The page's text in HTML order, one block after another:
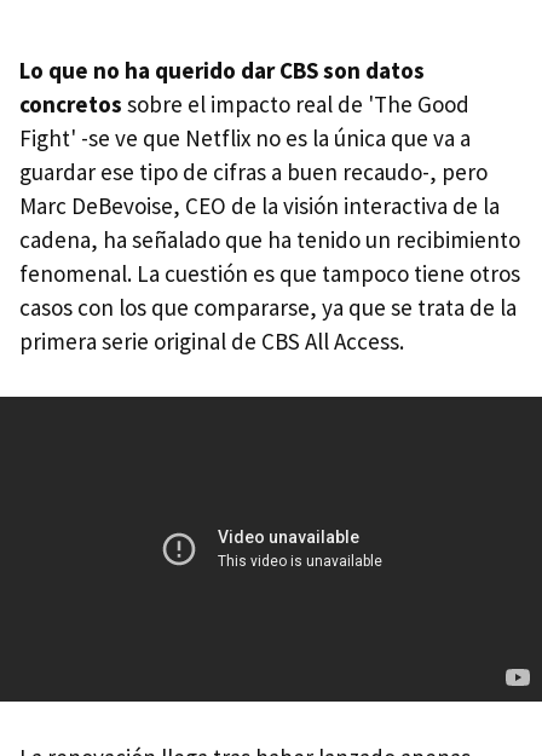
Lo que no ha querido dar CBS son datos
concretos sobre el impacto real de 'The Good
Fight' -se ve que Netflix no es la única que va a
guardar ese tipo de cifras a buen recaudo-, pero
Marc DeBevoise, CEO de la visión interactiva de la
cadena, ha señalado que ha tenido un recibimiento
fenomenal. La cuestión es que tampoco tiene otros
casos con los que compararse, ya que se trata de la
primera serie original de CBS All Access.